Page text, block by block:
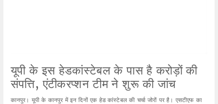
यूपी के इस हेडकांस्टेबल के पास है करोड़ों की
संपत्ति, एंटीकरप्शन टीम ने शुरू की जांच
कानपुर। यूपी के कानपुर में इन दिनों एक हेड कांस्टेबल की चर्चा जोरों पर है। एसटीएफ का